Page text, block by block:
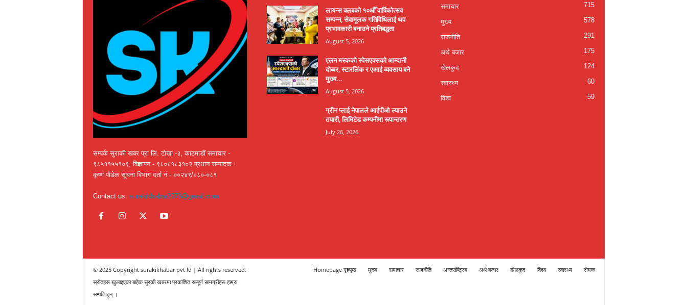
सम्पर्क सुराकी खबर प्रा लि. टोखा -३, काठमाडौं समाचार -
९८५११५५१०९, विज्ञापन - ९८०८१८३१०२ प्रधान सम्पादक :
कृष्ण पौडेल सूचना विभाग दर्ता नं - ००२४९/०८०-०८१
Contact us: surakikhabar2078@gmail.com
लायन्स क्लबको १०औँ वार्षिकोत्सव
सम्पन्न, सेवामूलक गतिविधिलाई थप
प्रभावकारी बनाउने प्रतिबद्धता
August 5, 2026
एलन मस्कको स्पेसएक्सको आम्दानी
दोब्बर, स्टारलिंक र एआई व्यवसाय बने
मुख्य...
August 5, 2026
ग्रीन प्लाई नेपालले आईपीओ ल्याउने
तयारी, लिमिटेड कम्पनीमा रूपान्तरण
July 26, 2026
समाचार 715
मुख्य 578
राजनीति 291
अर्थ बजार 175
खेलकुद 124
स्वास्थ्य 60
विश्व 59
Homepage गृहपृष्ठ मुख्य समाचार राजनीति अन्तर्राष्ट्रिय अर्थ बजार खेलकुद विश्व स्वास्थ्य रोचक
© 2025 Copyright surakikhabar pvt ld | All rights reserved.
स्रोतहरू खुलाइएका बाहेक सुरकी खबरमा प्रकाशित सम्पूर्ण सामग्रीहरू हाम्रा
सम्पत्ति हुन् ।